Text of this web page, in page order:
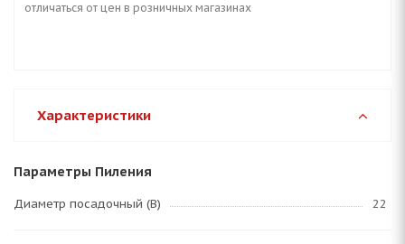
отличаться от цен в розничных магазинах
Характеристики
Параметры Пиления
Диаметр посадочный (B) 22